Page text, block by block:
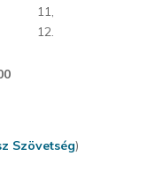
11,
12.
Szövetség)